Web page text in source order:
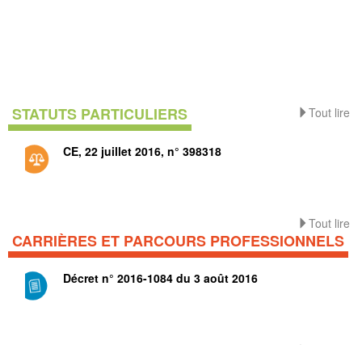
Tout lire
STATUTS PARTICULIERS
CE, 22 juillet 2016, n° 398318
Tout lire
CARRIÈRES ET PARCOURS PROFESSIONNELS
Décret n° 2016-1084 du 3 août 2016